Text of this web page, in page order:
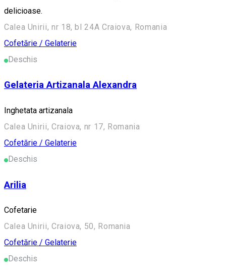
delicioase.
Calea Unirii, nr 18, bl 24A Craiova, Romania
Cofetărie / Gelaterie
Deschis
Gelateria Artizanala Alexandra
Inghetata artizanala
Calea Unirii, Craiova, nr 17, Romania
Cofetărie / Gelaterie
Deschis
Arilia
Cofetarie
Calea Unirii, Craiova, 50, Romania
Cofetărie / Gelaterie
Deschis